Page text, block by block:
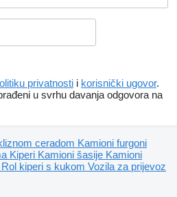
privatnosti i korisnički ugovor.
u svrhu davanja odgovora na
ceradom Kamioni furgoni
Kiperi Kamioni šasije Kamioni
Rol kiperi s kukom Vozila za prijevoz